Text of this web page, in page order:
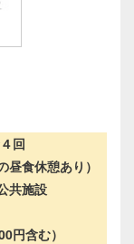
回
食休憩あり）
共施設
円含む）